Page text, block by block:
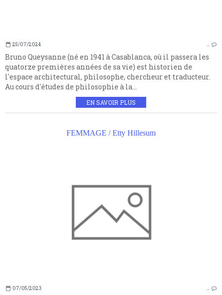
25/07/2024 …
Bruno Queysanne (né en 1941 à Casablanca, où il passera les
quatorze premières années de sa vie) est historien de
l'espace architectural, philosophe, chercheur et traducteur.
Au cours d'études de philosophie à la...
EN SAVOIR PLUS
FEMMAGE / Etty Hillesum
07/05/2023 …